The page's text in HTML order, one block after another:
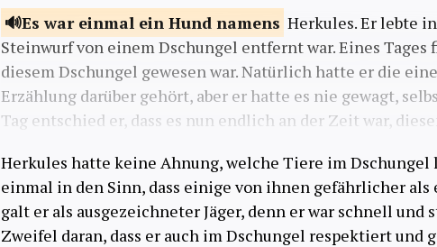
Es war einmal ein Hund namens Herkules. Er lebte
Steinwurf von einem Dschungel entfernt war. Eines
diesem Dschungel gewesen war. Natürlich hatte er die
Erzählung darüber gehört, aber er hatte es nie gewagt,
Tag entschied er, dass es nun endlich an der Zeit war,
Herkules hatte keine Ahnung, welche Tiere im
einmal in den Sinn, dass einige von ihnen gefährlicher
galt er als ausgezeichneter Jäger, denn er war schnell und
Zweifel daran, dass er auch im Dschungel respektiert und